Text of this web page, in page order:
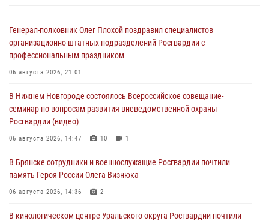
Генерал-полковник Олег Плохой поздравил специалистов
организационно-штатных подразделений Росгвардии с
профессиональным праздником
06 августа 2026, 21:01
В Нижнем Новгороде состоялось Всероссийское совещание-
семинар по вопросам развития вневедомственной охраны
Росгвардии (видео)
06 августа 2026, 14:47 10 1
В Брянске сотрудники и военнослужащие Росгвардии почтили
память Героя России Олега Визнюка
06 августа 2026, 14:36 2
В кинологическом центре Уральского округа Росгвардии почтили